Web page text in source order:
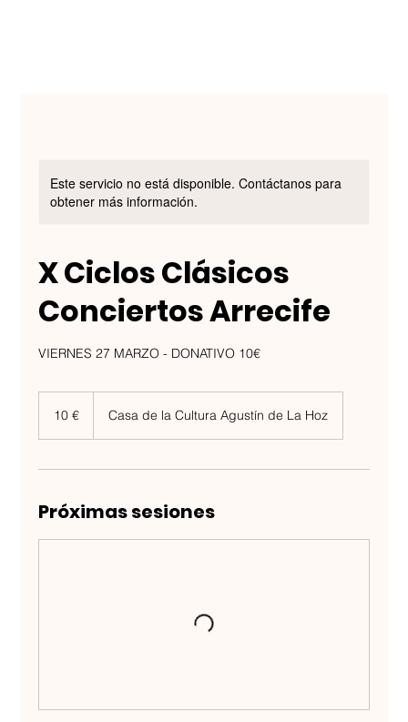
Este servicio no está disponible. Contáctanos para
obtener más información.
X Ciclos Clásicos
Conciertos Arrecife
VIERNES 27 MARZO - DONATIVO 10€
10 € Casa de la Cultura Agustín de La Hoz
Próximas sesiones